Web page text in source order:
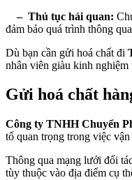
– Thủ tục hải quan:
đảm bảo quá trình thông
Dù bạn cần gửi hoá chất đi
nhân viên giàu kinh nghiệm
Gửi hoá chất
Công ty TNHH Chuyển
tố quan trọng trong việc
Thông qua mạng lưới đối
tùy thuộc vào địa điểm cụ